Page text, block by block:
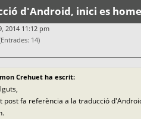
d'Android, inici es
2014 11:12 pm
14)
Crehuet ha escrit:
post fa referència a la traducció